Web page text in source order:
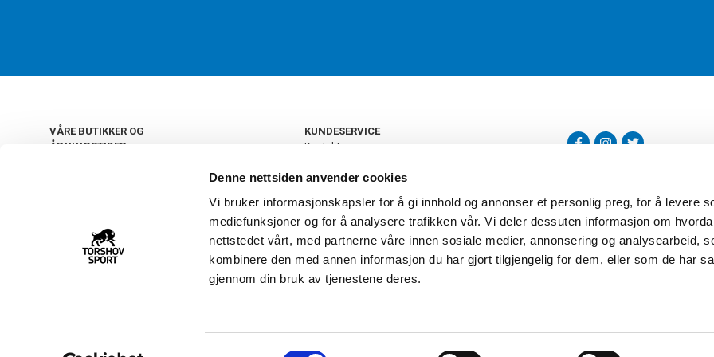
Denne nettsiden anvender cookies
Vi bruker informasjonskapsler for å gi innhold og annonser et personlig preg, for å levere
mediefunksjoner og for å analysere trafikken vår. Vi deler dessuten informasjon om
nettstedet vårt, med partnerne våre innen sosiale medier, annonsering og analysearbeid,
kombinere den med annen informasjon du har gjort tilgjengelig for dem, eller som de har
gjennom din bruk av tjenestene deres.
VÅRE BUTIKKER OG
ÅPNINGSTIDER
22 09 20 20
KUNDESERVICE
Kontakt oss
Retur og bytte
Personvern
Frakt og levering
Ledige stillinger
FAQ - Ofte stilte spørsmål
Åpenhetsloven
Torshov Sport har over 90 års
klubbhandel. Torshov Sport har
Drammen, Sandvika Storsenter